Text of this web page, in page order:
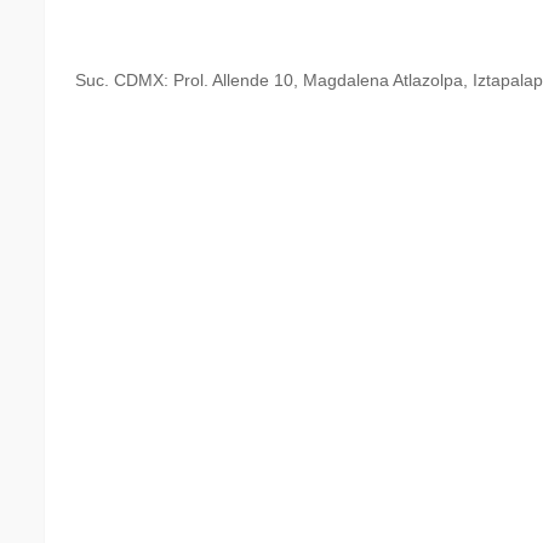
Suc. CDMX: Prol. Allende 10, Magdalena Atlazolpa,